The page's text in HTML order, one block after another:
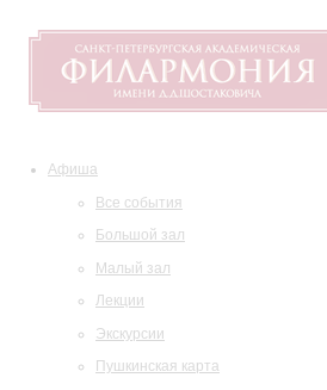
Афиша
Все события
Большой зал
Малый зал
Лекции
Экскурсии
Пушкинская карта